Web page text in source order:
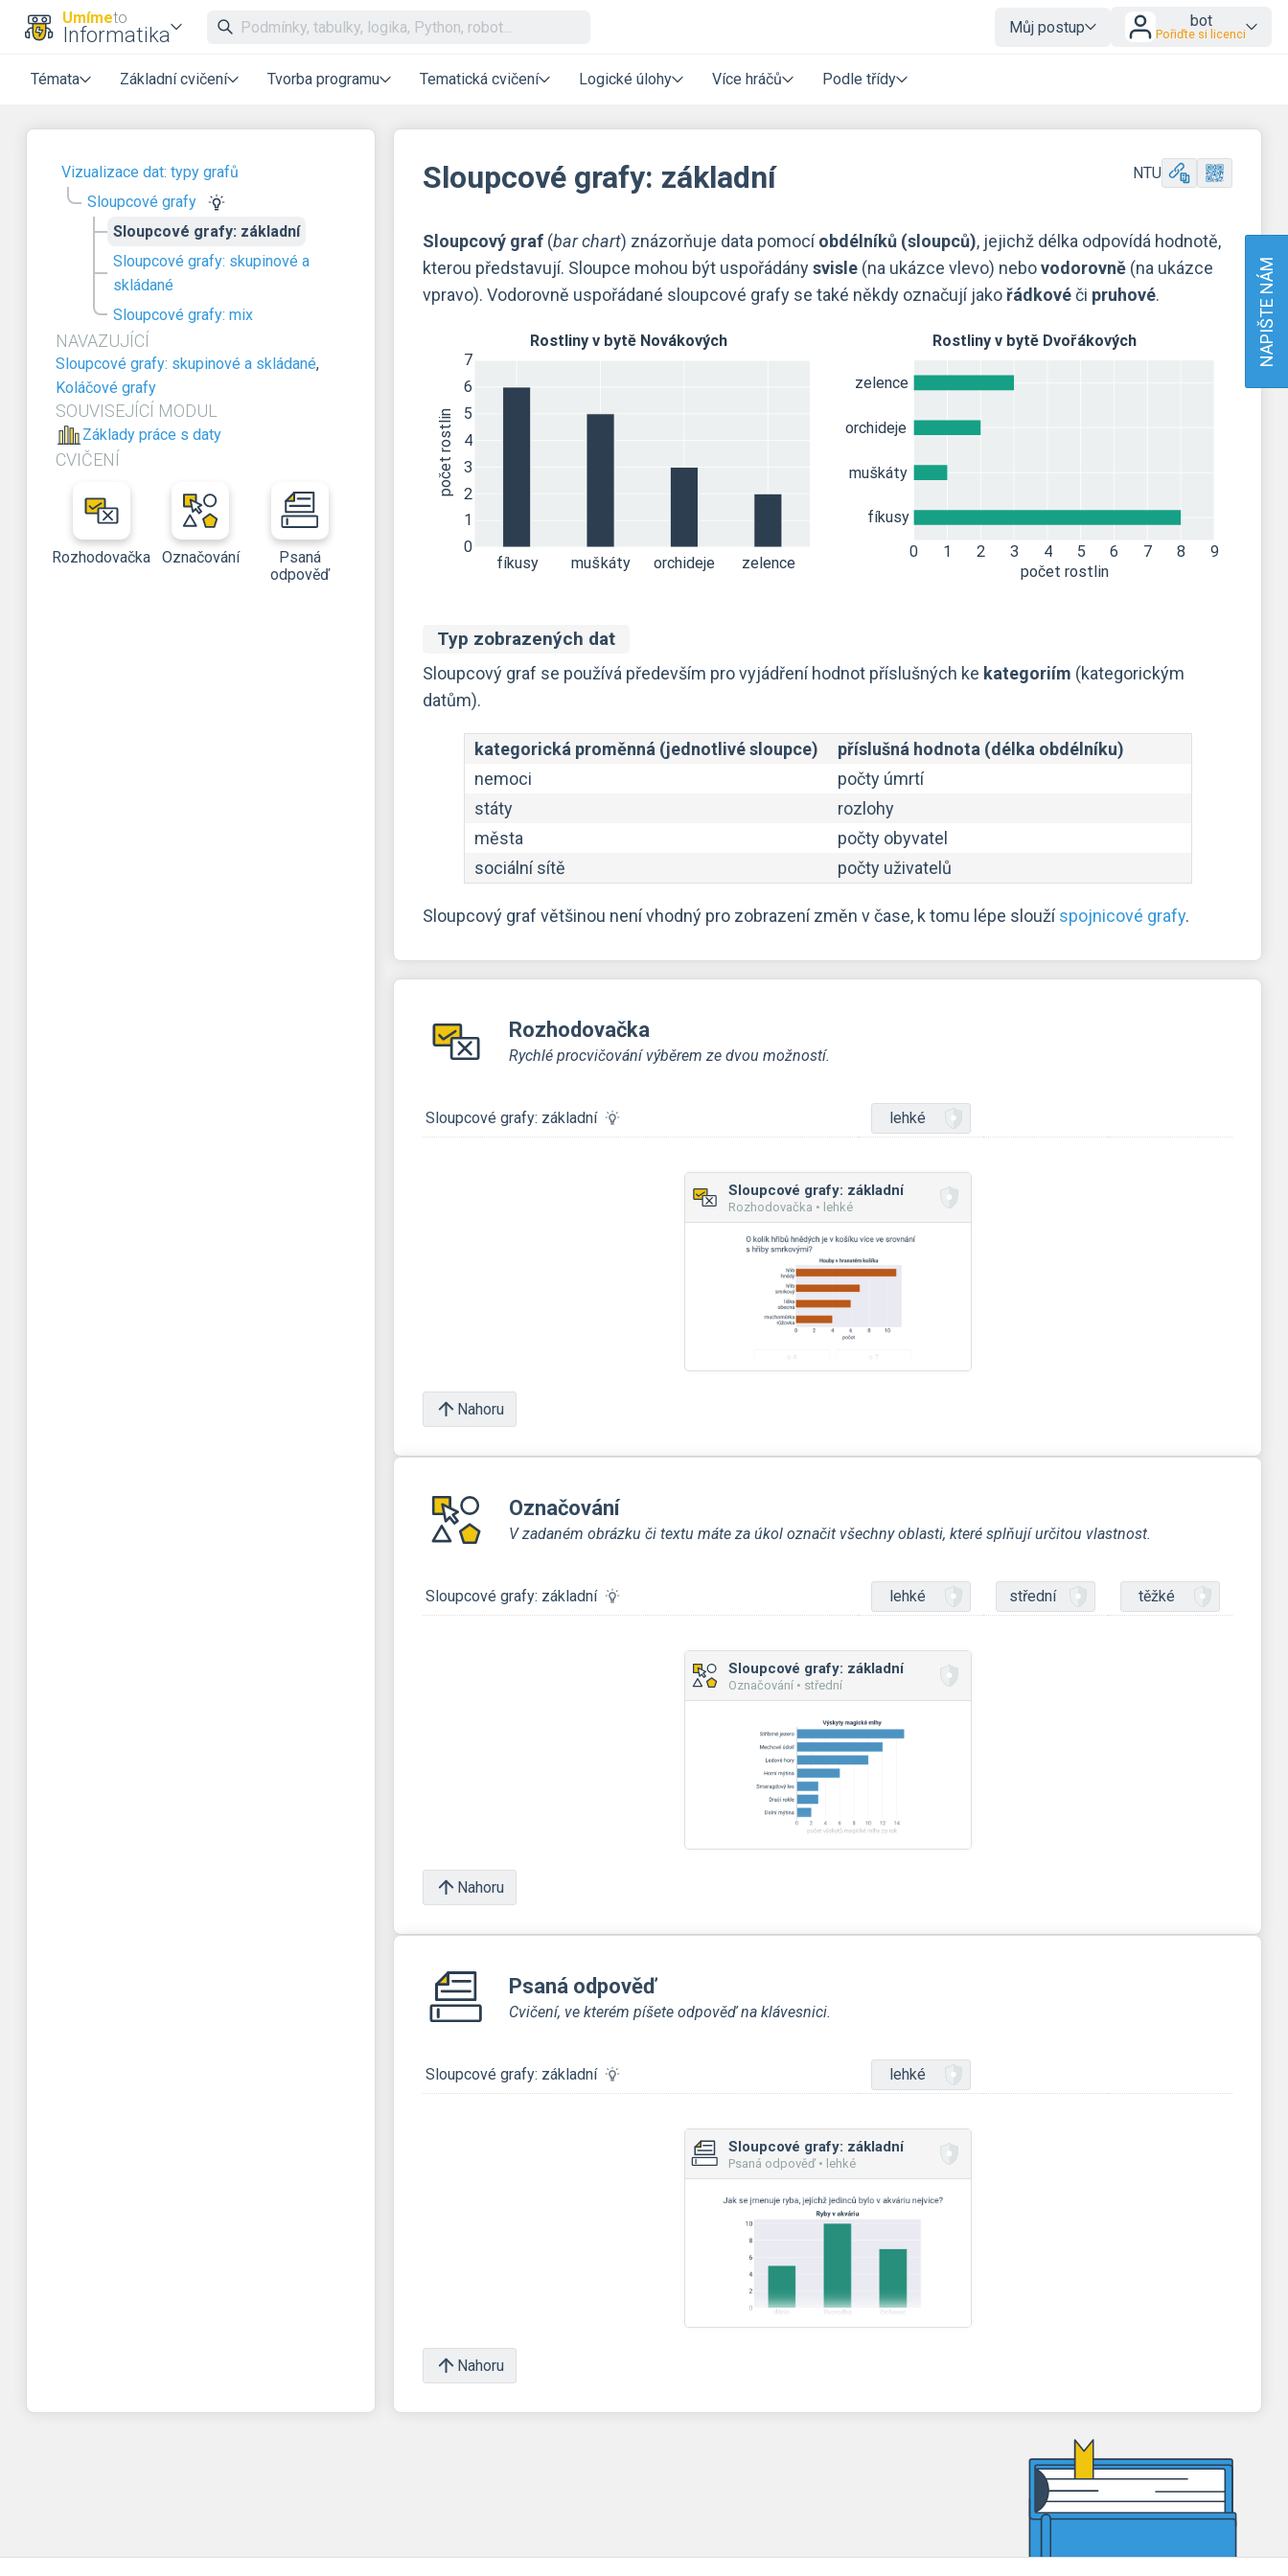
Umímeto
Informatika Můj postup bot
Pořiďte si licenci
Témata Základní cvičení Tvorba programu Tematická cvičení Logické úlohy Více hráčů Podle třídy
Vizualizace dat: typy grafů
Sloupcové grafy
Sloupcové grafy: základní
Sloupcové grafy: skupinové a
skládané
Sloupcové grafy: mix
NAVAZUJÍCÍ
Sloupcové grafy: skupinové a skládané,
Koláčové grafy
SOUVISEJÍCÍ MODUL
Základy práce s daty
CVIČENÍ
Rozhodovačka Označování
Psaná
odpověď
Sloupcové grafy: základní NTU
Sloupcový graf (bar chart) znázorňuje data pomocíobdélníků (sloupců), jejichž délka odpovídá hodnotě,
kterou představují. Sloupce mohou být uspořádánysvisle (na ukázce vlevo) nebovodorovně (na ukázce
vpravo). Vodorovně uspořádané sloupcové grafy se také někdy označují jakořádkovéči pruhové.
Typ zobrazených dat
Sloupcový graf se používá především pro vyjádření hodnot příslušných ke kategoriím (kategorickým
datům).
kategorická proměnná (jednotlivé sloupce)
příslušná hodnota (délka obdélníku)
nemoci
počty úmrtí
státy
rozlohy
města
počty obyvatel
sociální sítě
počty uživatelů
Sloupcový graf většinou není vhodný pro zobrazení změn v čase, k tomu lépe sloužíspojnicové grafy.
Rozhodovačka
Rychlé procvičování výběrem ze dvou možností.
Sloupcové grafy: základní lehké
Sloupcové grafy: základní
Rozhodovačka • lehké
Nahoru
Označování
V zadaném obrázku či textu máte za úkol označit všechny oblasti, které splňují určitou vlastnost.
Sloupcové grafy: základní lehké střední těžké
Sloupcové grafy: základní
Označování • střední
Nahoru
Psaná odpověď
Cvičení, ve kterém píšete odpověď na klávesnici.
Sloupcové grafy: základní lehké
Sloupcové grafy: základní
Psaná odpověď • lehké
Nahoru
NAPIŠTE NÁM